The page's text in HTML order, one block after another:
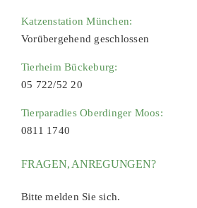
Katzenstation München:
Vorübergehend geschlossen
Tierheim Bückeburg:
05 722/52 20
Tierparadies Oberdinger Moos:
0811 1740
FRAGEN, ANREGUNGEN?
Bitte melden Sie sich.